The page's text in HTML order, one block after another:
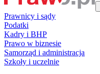
Prawnicy i sądy
Podatki
Kadry i BHP
Prawo w biznesie
Samorząd i administracja
Szkoły i uczelnie